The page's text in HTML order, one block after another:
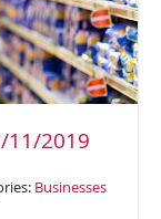
11/2019
Businesses